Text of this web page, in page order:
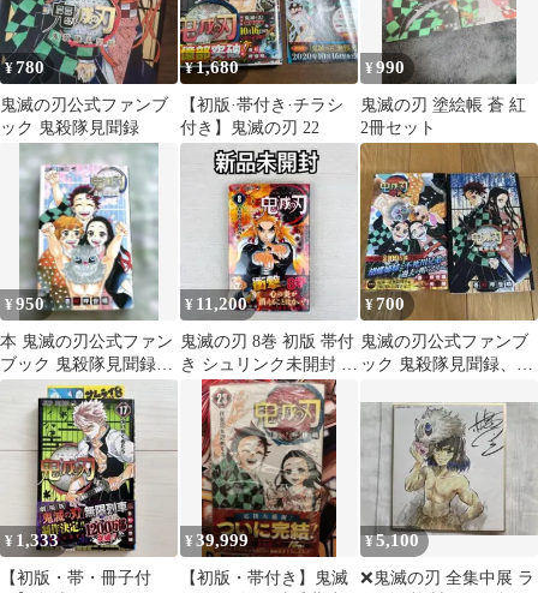
¥780
鬼滅の刃公式ファンブ
ック 鬼殺隊見聞録
¥1,680
【初版·帯付き·チラシ
付き】鬼滅の刃 22
¥990
鬼滅の刃 塗絵帳 蒼 紅
2冊セット
¥950
本 鬼滅の刃公式ファン
ブック 鬼殺隊見聞録・
弐
¥ 11,200
鬼滅の刃 8巻 初版 帯付
き シュリンク未開封 新
品未開封
¥700
鬼滅の刃公式ファンブ
ック 鬼殺隊見聞録、片
¥ 1,333
【初版・帯・冊子付
¥39,999
【初版・帯付き】鬼滅
¥5,100
❌鬼滅の刃 全集中展 ラ